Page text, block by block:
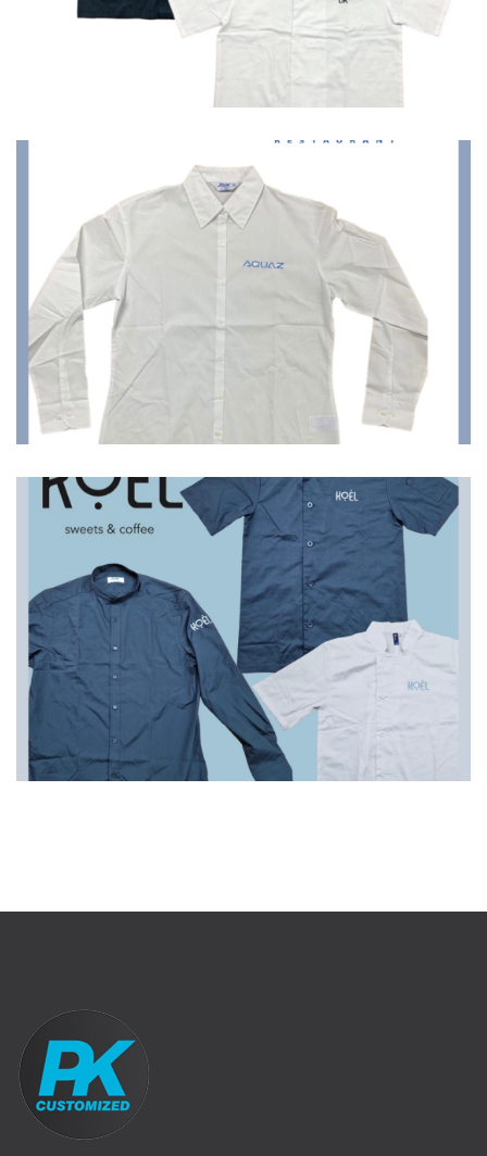
Πουκάμισα
Πουκάμισα